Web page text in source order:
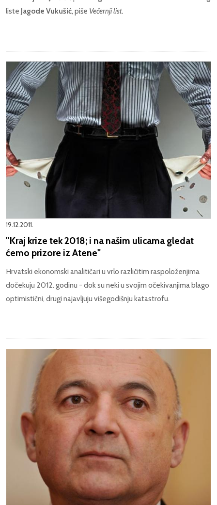
liste Jagode Vukušić, piše Večernji list.
19.12.2011.
"Kraj krize tek 2018; i na našim ulicama gledat
ćemo prizore iz Atene"
Hrvatski ekonomski analitičari u vrlo različitim raspoloženjima
dočekuju 2012. godinu - dok su neki u svojim očekivanjima blago
optimistični, drugi najavljuju višegodišnju katastrofu.